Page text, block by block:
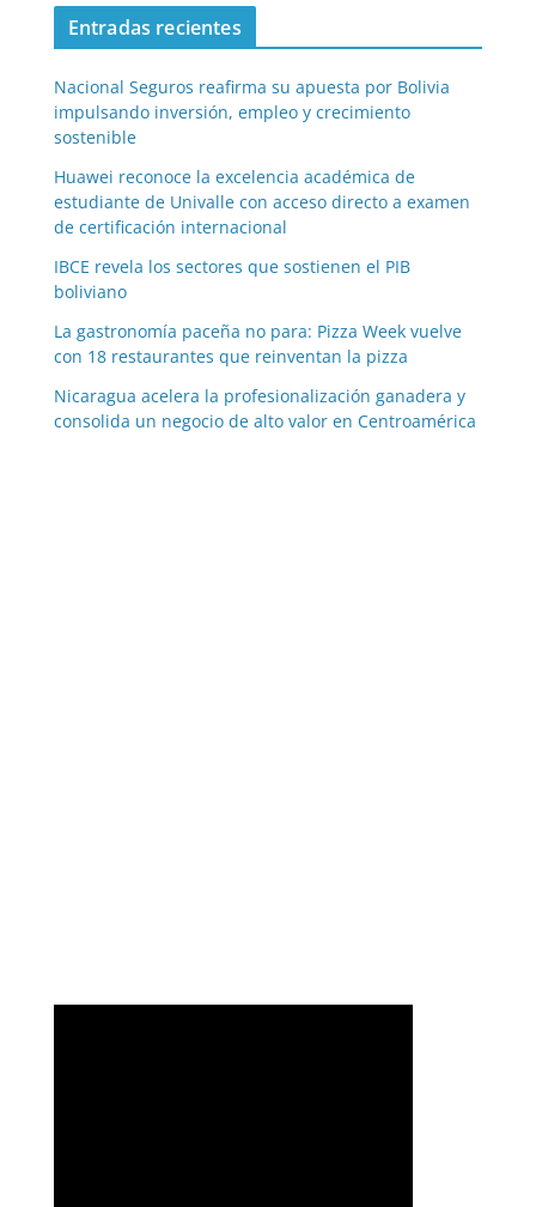
Entradas recientes
Nacional Seguros reafirma su apuesta por Bolivia
impulsando inversión, empleo y crecimiento
sostenible
Huawei reconoce la excelencia académica de
estudiante de Univalle con acceso directo a examen
de certificación internacional
IBCE revela los sectores que sostienen el PIB
boliviano
La gastronomía paceña no para: Pizza Week vuelve
con 18 restaurantes que reinventan la pizza
Nicaragua acelera la profesionalización ganadera y
consolida un negocio de alto valor en Centroamérica